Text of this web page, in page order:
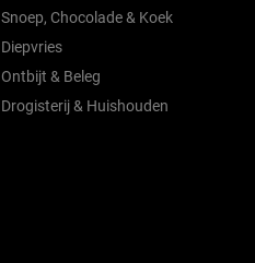
Snoep, Chocolade & Koek
Diepvries
Ontbijt & Beleg
Drogisterij & Huishouden